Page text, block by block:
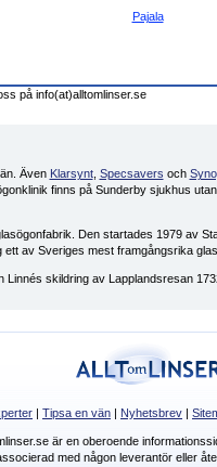
Pajala
på info(at)alltomlinser.se
Även Klarsynt, Specsavers och
finns på Sunderby sjukhus
Den startades 1979 av
av Sveriges mest framgångsrika
skildring av Lapplandsresan
| Tipsa en vän | Nyhetsbrev |
är en oberoende
med någon leverantör eller